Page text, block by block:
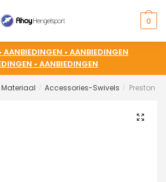
0
AANBIEDINGEN • AANBIEDINGEN
• AANBIEDINGEN
Materiaal / Accessories-Swivels / Preston
🔍